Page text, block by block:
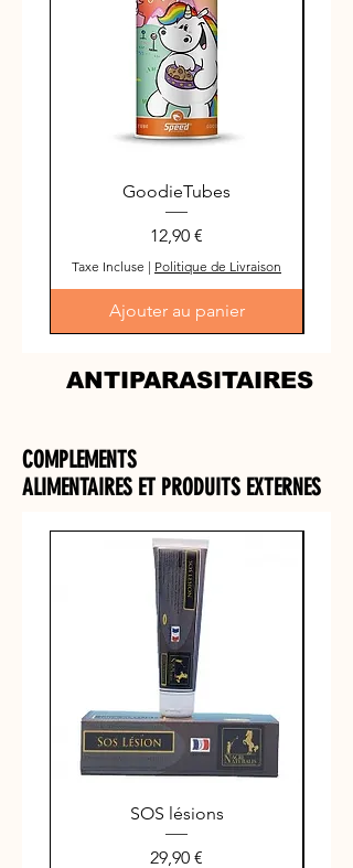
GoodieTubes
Prix
12,90 €
Taxe Incluse | Politique de Livraison
Ajouter au panier
ANTIPARASITAIRES
COMPLEMENTS
ALIMENTAIRES ET PRODUITS EXTERNES
SOS lésions
Prix
29,90 €